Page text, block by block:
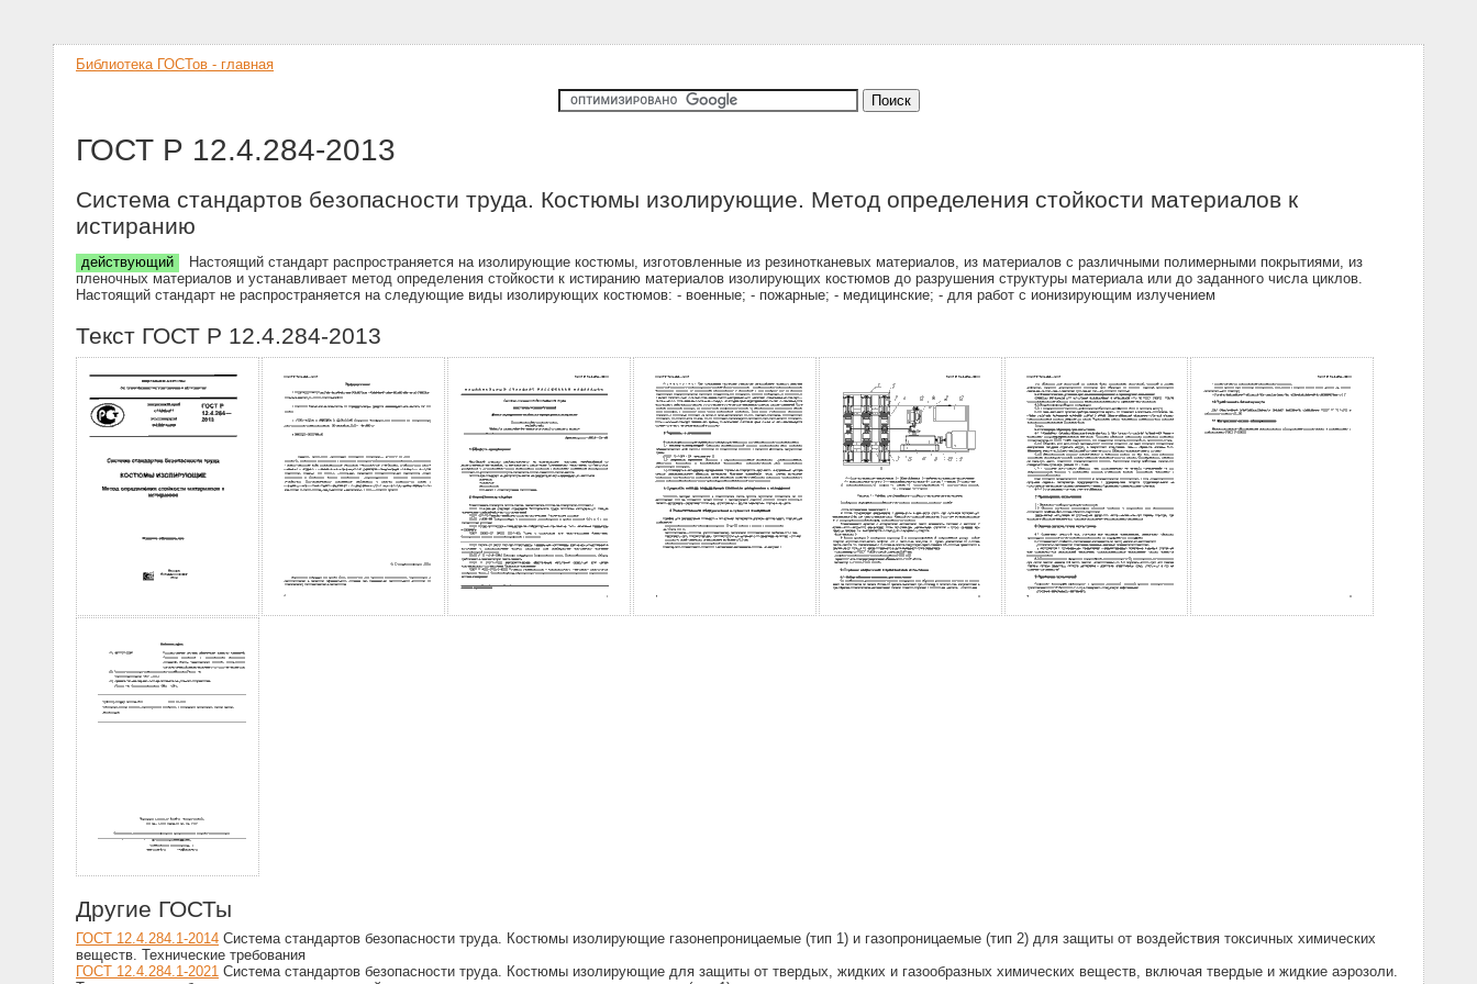
Библиотека ГОСТов - главная
ГОСТ Р 12.4.284-2013
Система стандартов безопасности труда. Костюмы изолирующие. Метод определения стойкости материалов к
истиранию
действующий
Настоящий стандарт распространяется на изолирующие костюмы, изготовленные из резинотканевых материалов, из материалов с различными полимерными покрытиями, из
пленочных материалов и устанавливает метод определения стойкости к истиранию материалов изолирующих костюмов до разрушения структуры материала или до заданного числа циклов.
Настоящий стандарт не распространяется на следующие виды изолирующих костюмов: - военные; - пожарные; - медицинские; - для работ с ионизирующим излучением
Текст ГОСТ Р 12.4.284-2013
Другие ГОСТы
ГОСТ 12.4.284.1-2014 Система стандартов безопасности труда. Костюмы изолирующие газонепроницаемые (тип 1) и газопроницаемые (тип 2) для защиты от воздействия токсичных химических
веществ. Технические требования
ГОСТ 12.4.284.1-2021 Система стандартов безопасности труда. Костюмы изолирующие для защиты от твердых, жидких и газообразных химических веществ, включая твердые и жидкие аэрозоли.